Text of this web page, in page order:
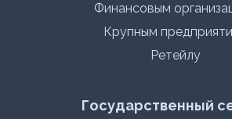
Финансовым
Крупным
Ретейлу
Государственный